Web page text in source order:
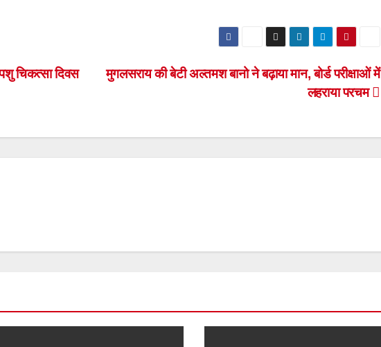
मुगलसराय की बेटी अल्तमश बानो ने बढ़ाया मान, बोर्ड परीक्षाओं में
लहराया परचम
चिकत्सा दिवस